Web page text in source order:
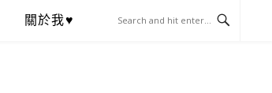
關於我♥